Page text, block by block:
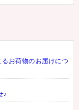
お荷物のお届けにつ
♪